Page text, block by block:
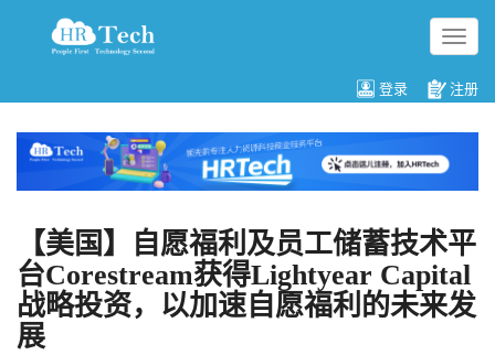
切
换
航
登录 注册
【美国】自愿福利及员工储蓄技术平
台Corestream获得Lightyear Capital
战略投资，以加速自愿福利的未来发
展